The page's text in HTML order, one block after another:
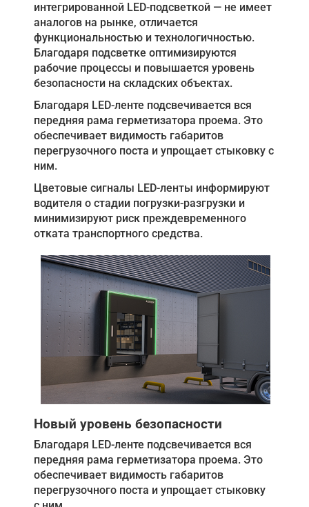
интегрированной LED-подсветкой — не имеет
аналогов на рынке, отличается
функциональностью и технологичностью.
Благодаря подсветке оптимизируются
рабочие процессы и повышается уровень
безопасности на складских объектах.
Благодаря LED-ленте подсвечивается вся
передняя рама герметизатора проема. Это
обеспечивает видимость габаритов
перегрузочного поста и упрощает стыковку с
ним.
Цветовые сигналы LED-ленты информируют
водителя о стадии погрузки-разгрузки и
минимизируют риск преждевременного
отката транспортного средства.
Новый уровень безопасности
Благодаря LED-ленте подсвечивается вся
передняя рама герметизатора проема. Это
обеспечивает видимость габаритов
перегрузочного поста и упрощает стыковку